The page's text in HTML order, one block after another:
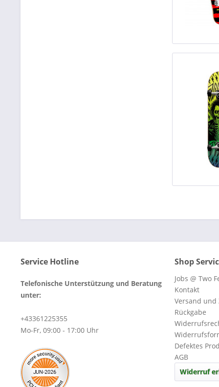
Service Hotline
Telefonische Unterstützung und Beratung
unter:
+43361225355
Mo-Fr, 09:00 - 17:00 Uhr
Shop
Jobs @ Two
Kontakt
Versand
Rückgabe
Defektes
AGB
Widerruf